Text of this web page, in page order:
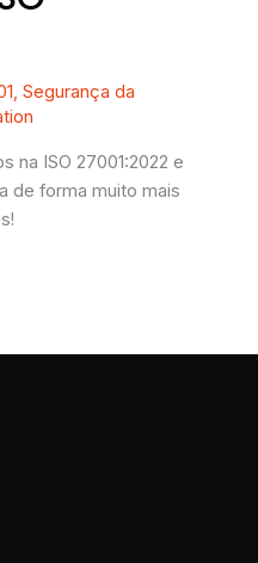
,Segurança da
na ISO 27001:2022 e
de forma muito mais